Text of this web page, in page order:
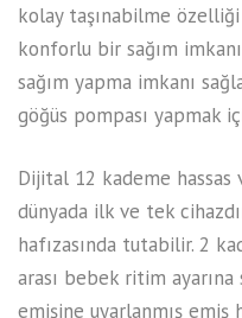
kolay taşınabilme
konforlu bir sağım
sağım yapma imkanı
göğüs pompası yapmak
Dijital 12 kademe hassas
dünyada ilk ve tek
hafızasında tutabilir. 2
arası bebek ritim
emişine uyarlanmış